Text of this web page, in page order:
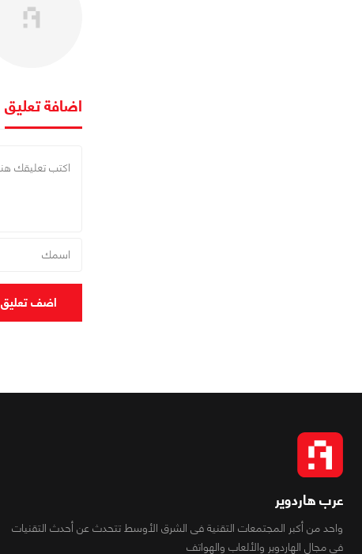
اضافة تعليق
اضف تعليق
عرب هاردوير
واحد من أكبر المجتمعات التقنية فى الشرق الأوسط تتحدث عن أحدث التقنيات
فى مجال الهاردوير والألعاب والهواتف